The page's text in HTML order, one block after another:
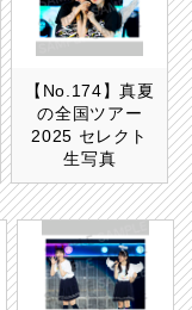
【No.174】真夏
の全国ツアー
2025 セレクト
生写真